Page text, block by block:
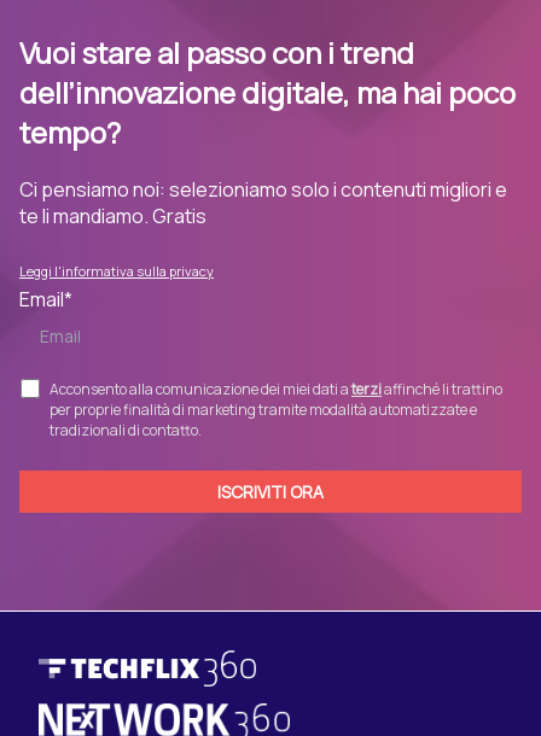
Vuoi stare al passo con i trend
dell’innovazione digitale, ma hai poco
tempo?
Ci pensiamo noi: selezioniamo solo i contenuti migliori e
te li mandiamo. Gratis
Leggi l'informativa sulla privacy
Email*
Acconsento alla comunicazione dei miei dati aterziaffinché li trattino
per proprie finalità di marketing tramite modalità automatizzate e
tradizionali di contatto.